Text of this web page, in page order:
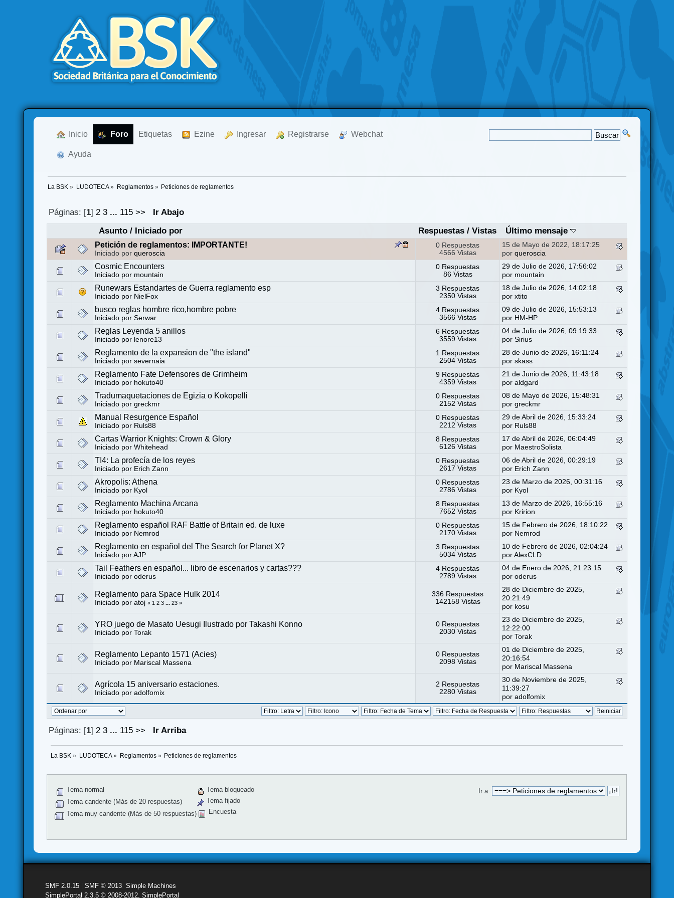
Inicio Foro Etiquetas Ezine Ingresar Registrarse Webchat
Ayuda
La BSK » LUDOTECA» Reglamentos» Peticiones de reglamentos
Páginas: [1] 2 3 ... 115 >>
Ir Abajo
Asunto/ Iniciado por Respuestas /Vistas Último mensaje
Petición de reglamentos: IMPORTANTE!
Iniciado porqueroscia
0 Respuestas
4566 Vistas
15 de Mayo de 2022, 18:17:25
porqueroscia
Cosmic Encounters
Iniciado por mountain
0 Respuestas
86 Vistas
29 de Julio de 2026, 17:56:02
por mountain
Runewars Estandartes de Guerra reglamento esp
Iniciado por NielFox
3 Respuestas
2350 Vistas
18 de Julio de 2026, 14:02:18
porxtito
busco reglas hombre rico,hombre pobre
Iniciado porSerwar
4 Respuestas
3566 Vistas
09 de Julio de 2026, 15:53:13
por HM-HP
Reglas Leyenda 5 anillos
Iniciado por lenore13
6 Respuestas
3559 Vistas
04 de Julio de 2026, 09:19:33
porSirius
Reglamento de la expansion de "the island"
Iniciado porsevernaia
1 Respuestas
2504 Vistas
28 de Junio de 2026, 16:11:24
porskass
Reglamento Fate Defensores de Grimheim
Iniciado por hokuto40
9 Respuestas
4359 Vistas
21 de Junio de 2026, 11:43:18
poraldgard
Tradumaquetaciones de Egizia o Kokopelli
Iniciado porgreckmr
0 Respuestas
2152 Vistas
08 de Mayo de 2026, 15:48:31
porgreckmr
Manual Resurgence Español
Iniciado por Ruls88
0 Respuestas
2212 Vistas
29 de Abril de 2026, 15:33:24
por Ruls88
Cartas Warrior Knights: Crown & Glory
Iniciado porWhitehead
8 Respuestas
6126 Vistas
17 de Abril de 2026, 06:04:49
por MaestroSolista
TI4: La profecía de los reyes
Iniciado por Erich Zann
0 Respuestas
2617 Vistas
06 de Abril de 2026, 00:29:19
por Erich Zann
Akropolis: Athena
Iniciado por Kyol
0 Respuestas
2786 Vistas
23 de Marzo de 2026, 00:31:16
por Kyol
Reglamento Machina Arcana
Iniciado por hokuto40
8 Respuestas
7652 Vistas
13 de Marzo de 2026, 16:55:16
por Kririon
Reglamento español RAF Battle of Britain ed. de luxe
Iniciado por Nemrod
0 Respuestas
2170 Vistas
15 de Febrero de 2026, 18:10:22
por Nemrod
Reglamento en español del The Search for Planet X?
Iniciado porAJP
3 Respuestas
5034 Vistas
10 de Febrero de 2026, 02:04:24
porAlexCLD
Tail Feathers en español... libro de escenarios y cartas???
Iniciado poroderus
4 Respuestas
2789 Vistas
04 de Enero de 2026, 21:23:15
poroderus
Reglamento para Space Hulk 2014
Iniciado poratoj « 1 2 3 ...23 »
336 Respuestas
142158 Vistas
28 de Diciembre de 2025,
20:21:49
por kosu
YRO juego de Masato Uesugi Ilustrado por Takashi Konno
Iniciado porTorak
0 Respuestas
2030 Vistas
23 de Diciembre de 2025,
12:22:00
porTorak
Reglamento Lepanto 1571 (Acies)
Iniciado por Mariscal Massena
0 Respuestas
2098 Vistas
01 de Diciembre de 2025,
20:16:54
por Mariscal Massena
Agrícola 15 aniversario estaciones.
Iniciado poradolfomix
2 Respuestas
2280 Vistas
30 de Noviembre de 2025,
11:39:27
poradolfomix
Páginas: [1] 2 3 ... 115 >> Ir Arriba
La BSK » LUDOTECA» Reglamentos» Peticiones de reglamentos
Ir a:
Tema normal
Tema candente (Más de 20 respuestas)
Tema muy candente (Más de 50 respuestas)
Tema bloqueado
Tema fijado
Encuesta
SMF 2.0.15 |SMF © 2013 ,Simple Machines
SimplePortal 2.3.5 © 2008-2012, SimplePortal